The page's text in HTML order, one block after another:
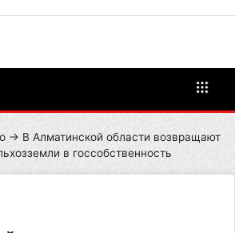
→ В Алматинской области возвращают
в госсобственность